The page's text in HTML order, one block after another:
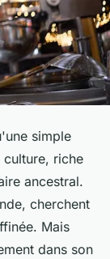
simple
culture, riche
ancestral.
cherchent
Mais
dans son